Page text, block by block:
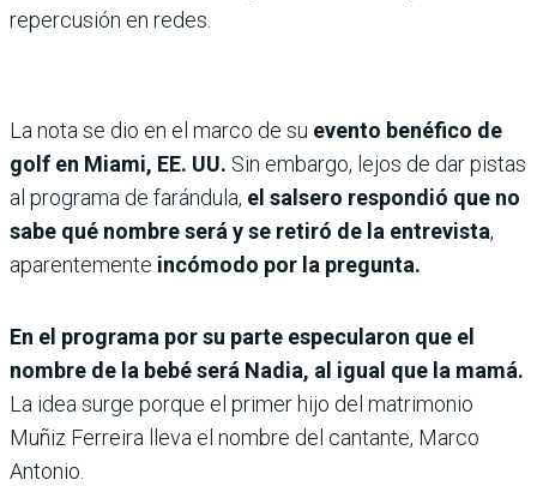
repercusión en redes.
La nota se dio en el marco de su evento benéfico de
golf en Miami, EE. UU. Sin embargo, lejos de dar pistas
al programa de farándula, el salsero respondió que no
sabe qué nombre será y se retiró de la entrevista,
aparentemente incómodo por la pregunta.
En el programa por su parte especularon que el
nombre de la bebé será Nadia, al igual que la mamá.
La idea surge porque el primer hijo del matrimonio
Muñiz Ferreira lleva el nombre del cantante, Marco
Antonio.